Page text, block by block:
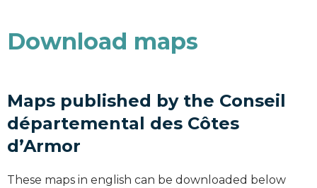
Download maps
Maps published by the Conseil
départemental des Côtes
d’Armor
These maps in english can be downloaded below